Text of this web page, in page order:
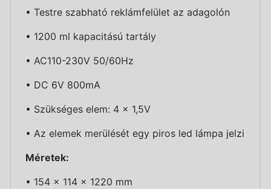
• Testre szabható reklámfelület az adagolón
• 1200 ml kapacitású tartály
• AC110-230V 50/60Hz
• DC 6V 800mA
• Szükséges elem: 4 x 1,5V
• Az elemek merülését egy piros led lámpa jelzi
Méretek:
• 154 x 114 x 1220 mm